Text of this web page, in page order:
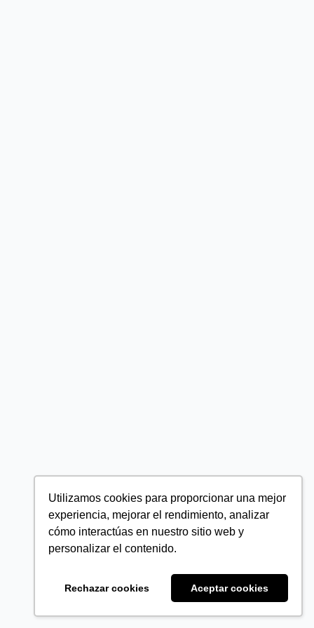
Utilizamos cookies para proporcionar una mejor
experiencia, mejorar el rendimiento, analizar
cómo interactúas en nuestro sitio web y
personalizar el contenido.
Rechazar cookies Aceptar cookies